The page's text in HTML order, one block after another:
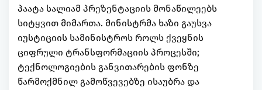
პაატა სალიამ პრეზენტაციის მონაწილეებს
სიტყვით მიმართა. მინისტრმა ხაზი გაუსვა
იუსტიციის სამინისტროს როლს ქვეყნის
ციფრული ტრანსფორმაციის პროცესში;
ტექნოლოგიების განვითარების ფონზე
წარმოქმნილ გამოწვევებზე ისაუბრა და